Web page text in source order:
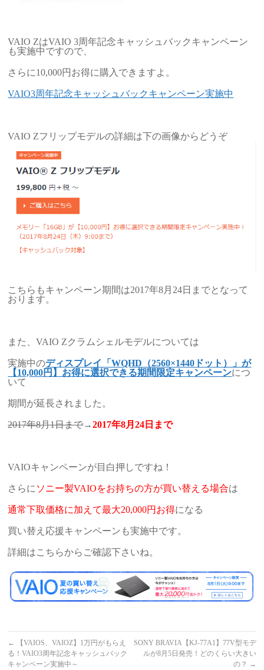
VAIO ZはVAIO 3周年記念キャッシュバックキャンペーン
も実施中ですので、
さらに10,000円お得に購入できますよ。
VAIO3周年記念キャッシュバックキャンペーン実施中
VAIO Zフリップモデルの詳細は下の画像からどうぞ
こちらもキャンペーン期間は2017年8月24日までとなって
おります。
また、VAIO Zクラムシェルモデルについては
実施中のディスプレイ「WQHD（2560×1440ドット）」が
【10,000円】お得に選択できる期間限定キャンペーンにつ
いて
期間が延長されました。
2017年8月1日まで→2017年8月24日まで
VAIOキャンペーンが目白押しですね！
さらに ソニー製VAIOをお持ちの方が買い替える場合は
通常下取価格に加えて最大20,000円お得になる
買い替え応援キャンペーンも実施中です。
詳細はこちらからご確認下さいね。
←
【VAIOS、VAIOZ】1万円がもらえ
る！VAIO3周年記念キャッシュバック
キャンペーン実施中～
SONY BRAVIA【KJ-77A1】77V型モデ
ルが8月5日発売！どのくらい大きい
の？ →